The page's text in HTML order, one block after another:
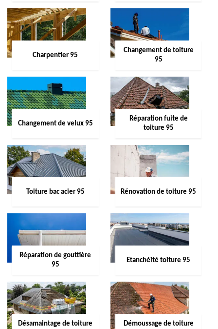
Charpentier 95
Changement de toiture
95
Changement de velux 95
Réparation fuite de
toiture 95
Toiture bac acier 95 Rénovation de toiture 95
Réparation de gouttière
95
Etanchéité toiture 95
Désamaintage de toiture
Démoussage de toiture